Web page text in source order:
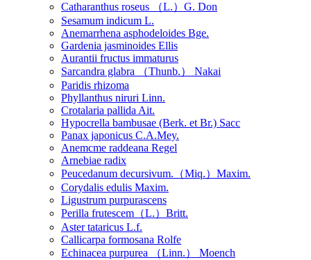
Catharanthus roseus （L.）G. Don
Sesamum indicum L.
Anemarrhena asphodeloides Bge.
Gardenia jasminoides Ellis
Aurantii fructus immaturus
Sarcandra glabra （Thunb.） Nakai
Paridis rhizoma
Phyllanthus niruri Linn.
Crotalaria pallida Ait.
Hypocrella bambusae (Berk. et Br.) Sacc
Panax japonicus C.A.Mey.
Anemcme raddeana Regel
Arnebiae radix
Peucedanum decursivum.（Miq.）Maxim.
Corydalis edulis Maxim.
Ligustrum purpurascens
Perilla frutescem（L.）Britt.
Aster tataricus L.f.
Callicarpa formosana Rolfe
Echinacea purpurea （Linn.） Moench